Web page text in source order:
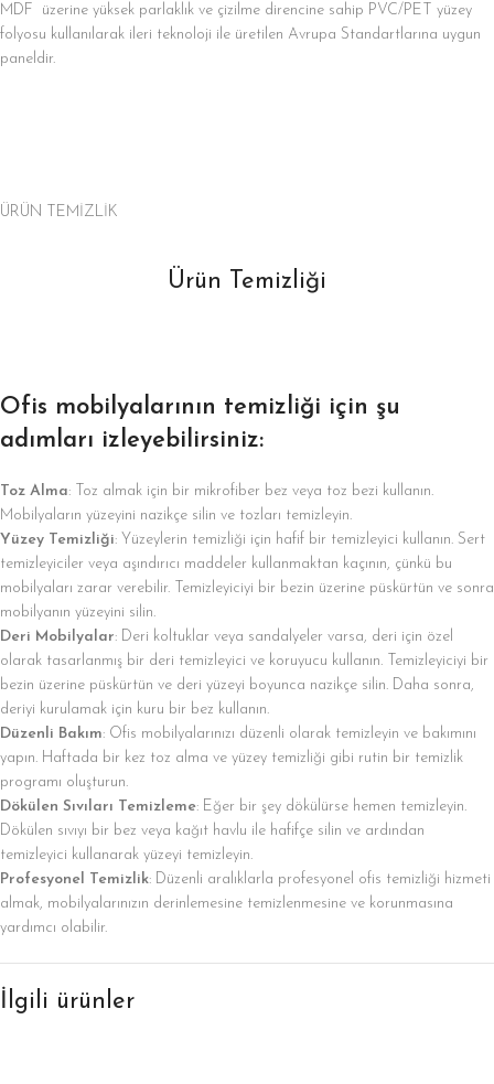
MDF üzerine yüksek parlaklık ve çizilme direncine sahip PVC/PET yüzey
folyosu kullanılarak ileri teknoloji ile üretilen Avrupa Standartlarına uygun
paneldir.
ÜRÜN TEMİZLİK
Ürün Temizliği
Ofis mobilyalarının temizliği için şu
adımları izleyebilirsiniz:
Toz Alma: Toz almak için bir mikrofiber bez veya toz bezi kullanın.
Mobilyaların yüzeyini nazikçe silin ve tozları temizleyin.
Yüzey Temizliği: Yüzeylerin temizliği için hafif bir temizleyici kullanın. Sert
temizleyiciler veya aşındırıcı maddeler kullanmaktan kaçının, çünkü bu
mobilyaları zarar verebilir. Temizleyiciyi bir bezin üzerine püskürtün ve sonra
mobilyanın yüzeyini silin.
Deri Mobilyalar: Deri koltuklar veya sandalyeler varsa, deri için özel
olarak tasarlanmış bir deri temizleyici ve koruyucu kullanın. Temizleyiciyi bir
bezin üzerine püskürtün ve deri yüzeyi boyunca nazikçe silin. Daha sonra,
deriyi kurulamak için kuru bir bez kullanın.
Düzenli Bakım: Ofis mobilyalarınızı düzenli olarak temizleyin ve bakımını
yapın. Haftada bir kez toz alma ve yüzey temizliği gibi rutin bir temizlik
programı oluşturun.
Dökülen Sıvıları Temizleme: Eğer bir şey dökülürse hemen temizleyin.
Dökülen sıvıyı bir bez veya kağıt havlu ile hafifçe silin ve ardından
temizleyici kullanarak yüzeyi temizleyin.
Profesyonel Temizlik: Düzenli aralıklarla profesyonel ofis temizliği hizmeti
almak, mobilyalarınızın derinlemesine temizlenmesine ve korunmasına
yardımcı olabilir.
İlgili ürünler